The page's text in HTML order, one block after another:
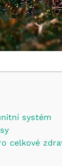
systém
celkové